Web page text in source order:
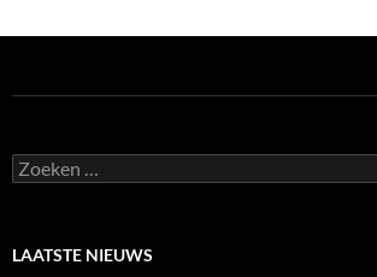
Zoeken
naar:
LAATSTE NIEUWS